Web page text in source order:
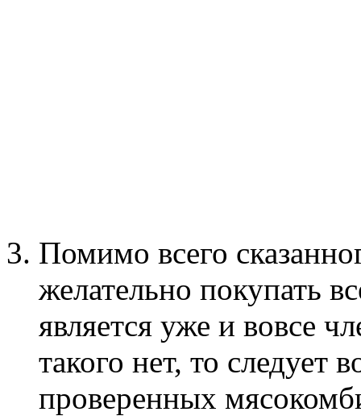
Помимо всего
желательно покупать
является уже и вовсе
такого нет, то следует
проверенных